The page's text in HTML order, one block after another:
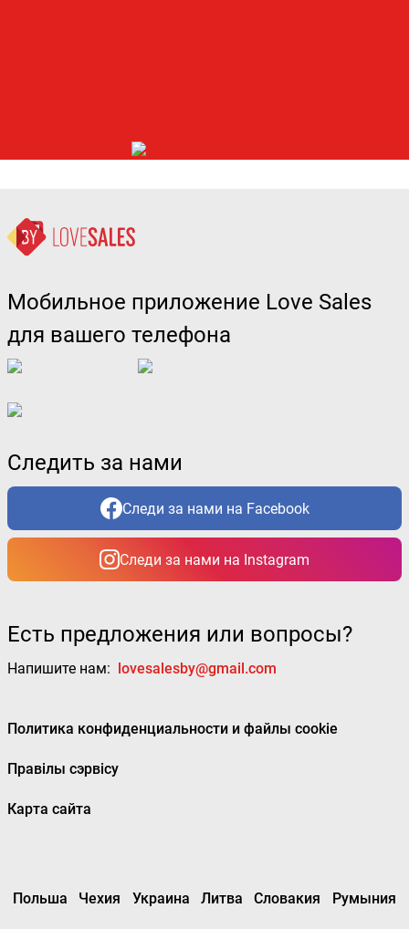
Мобильное приложение Love Sales
для вашего телефона
Следить за нами
Следи за нами на Facebook
Следи за нами на Instagram
Есть предложения или вопросы?
Напишите нам: lovesalesby@gmail.com
Политика конфиденциальности и файлы cookie
Правілы сэрвісу
Карта сайта
Польша Чехия Украина Литва Словакия Румыния